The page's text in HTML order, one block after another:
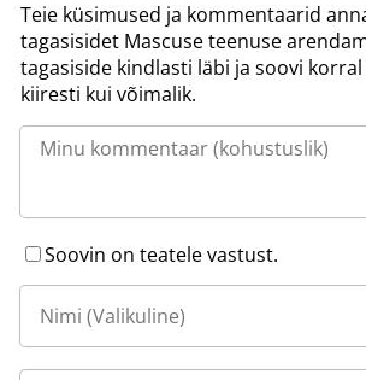
Teie küsimused ja kommentaarid
tagasisidet Mascuse teenuse
tagasiside kindlasti läbi ja soovi
kiiresti kui võimalik.
Soovin on teatele vastust.